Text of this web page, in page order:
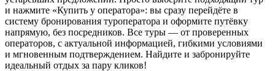
и нажмите «Купить у оператора»: вы сразу перейдёте в
систему бронирования туроператора и оформите путёвку
напрямую, без посредников. Все туры — от проверенных
операторов, с актуальной информацией, гибкими условиями
и мгновенным подтверждением. Найдите и забронируйте
идеальный отдых за пару кликов!